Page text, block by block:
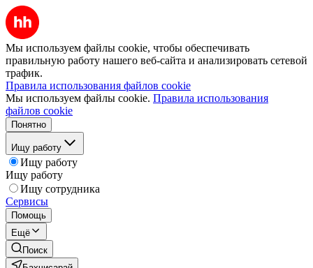
Мы используем файлы cookie, чтобы обеспечивать
правильную работу нашего веб-сайта и анализировать сетевой
трафик.
Правила использования файлов cookie
Мы используем файлы cookie. Правила использования
файлов cookie
Понятно
Ищу работу
Ищу работу
Ищу работу
Ищу сотрудника
Сервисы
Помощь
Ещё
Поиск